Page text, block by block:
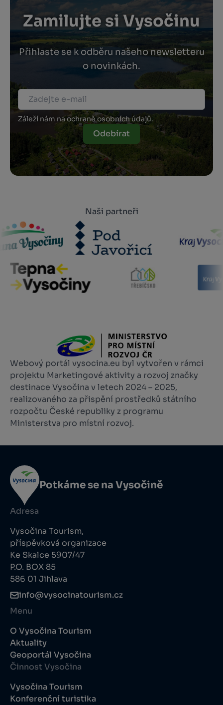
Zamilujte si Vysočinu
Přihlaste se k odběru našeho newsletteru
o novinkách.
Záleží nám na ochraně osobních údajů.
Odebírat
Naši partneři
Webový portál vysocina.eu byl vytvořen v rámci
projektu Marketingové aktivity a rozvoj značky
destinace Vysočina v letech 2024 – 2025,
realizovaného za přispění prostředků státního
rozpočtu České republiky z programu
Ministerstva pro místní rozvoj.
Potkáme se na Vysočině
Adresa
Vysočina Tourism,
příspěvková organizace
Ke Skalce 5907/47
P.O. BOX 85
586 01 Jihlava
info@vysocinatourism.cz
Menu
O Vysočina Tourism
Aktuality
Geoportál Vysočina
Činnost Vysočina
Vysočina Tourism
Konferenční turistika